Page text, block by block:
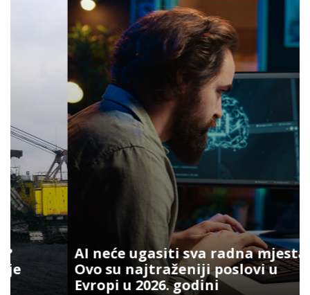
AI neće ugasiti sva radna mjesta:
Ovo su najtraženiji poslovi u
Evropi u 2026. godini